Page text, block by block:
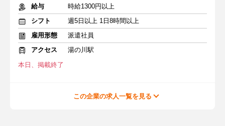
給与
時給1300円以上
シフト
週5日以上 1日8時間以上
雇用形態
派遣社員
アクセス
湯の川駅
本日、掲載終了
この企業の求人一覧を見る